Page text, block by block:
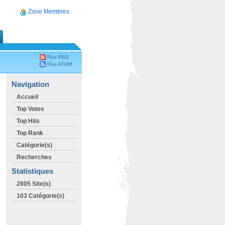
Zone Membres
Flux RSS
Flux ATOM
Navigation
Accueil
Top Votes
Top Hits
Top Rank
Catégorie(s)
Recherches
Statistiques
2805 Site(s)
103 Catégorie(s)